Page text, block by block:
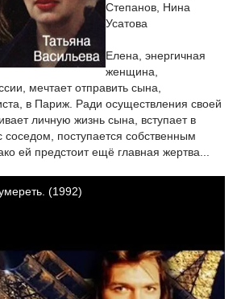
Степанов, Нина
Усатова
Елена, энергичная
женщина,
мечтает отправить сына,
в Париж. Ради осуществления своей
личную жизнь сына, вступает в
соседом, поступается собственным
ей предстоит ещё главная жертва...